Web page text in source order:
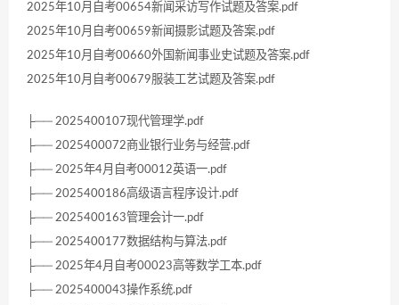
2025年10月自考00654新闻采访写作试题及答案.pdf
2025年10月自考00659新闻摄影试题及答案.pdf
2025年10月自考00660外国新闻事业史试题及答案.pdf
2025年10月自考00679服装工艺试题及答案.pdf
├── 2025400107现代管理学.pdf
├── 2025400072商业银行业务与经营.pdf
├── 2025年4月自考00012英语一.pdf
├── 2025400186高级语言程序设计.pdf
├── 2025400163管理会计一.pdf
├── 2025400177数据结构与算法.pdf
├── 2025年4月自考00023高等数学工本.pdf
├── 2025400043操作系统.pdf